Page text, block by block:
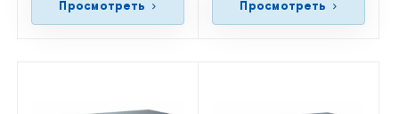
Просмотреть Просмотреть